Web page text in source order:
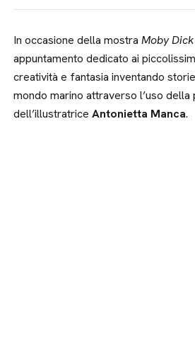
In occasione della mostraMoby
appuntamento dedicato ai
creatività e fantasia inventando
mondo marino attraverso l’uso della
dell’illustratriceAntonietta Manca.